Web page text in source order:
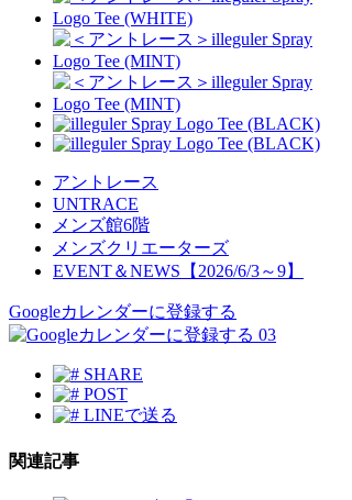
アントレース
UNTRACE
メンズ館6階
メンズクリエーターズ
EVENT＆NEWS【2026/6/3～9】
Googleカレンダーに登録する
03
SHARE
POST
LINEで送る
関連記事